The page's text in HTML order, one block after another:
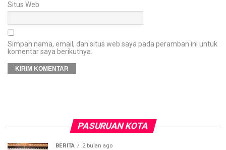
Situs Web
Simpan nama, email, dan situs web saya pada peramban ini untuk
komentar saya berikutnya.
PASURUAN KOTA
BERITA 2 bulan ago